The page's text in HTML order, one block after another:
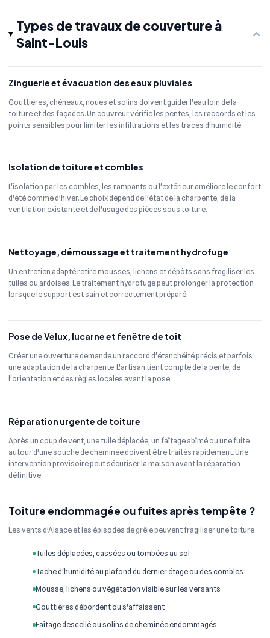
Types de travaux de couverture à
Saint-Louis
Zinguerie et évacuation des eaux pluviales
Gouttières, chéneaux, noues et solins doivent guider l'eau loin de la
toiture et des façades. Un couvreur vérifie les pentes, les raccords et les
points sensibles pour limiter les infiltrations et les traces d'humidité.
Isolation de toiture et combles
L'isolation par les combles, les rampants ou l'extérieur améliore le confort
d'été comme d'hiver. Le choix dépend de l'état de la charpente, de la
ventilation existante et de l'usage des pièces sous toiture.
Nettoyage, démoussage et traitement hydrofuge
Un entretien adapté retire mousses, lichens et dépôts sans fragiliser les
tuiles ou ardoises. Le traitement hydrofuge peut prolonger la protection
lorsque le support est sain et correctement préparé.
Pose de Velux, lucarne et fenêtre de toit
Créer une ouverture demande un raccord d'étanchéité précis et parfois
une adaptation de la charpente. L'artisan tient compte de la pente, de
l'orientation et des règles locales avant la pose.
Réparation urgente de toiture
Après un coup de vent, une tuile déplacée, un faîtage abîmé ou une fuite
autour d'une souche de cheminée doivent être traités rapidement. Une
intervention provisoire peut sécuriser la maison avant la réparation
définitive.
Toiture endommagée ou fuites après tempête ?
Les vents d'Alsace et les épisodes de grêle peuvent fragiliser une toiture
Tuiles déplacées, cassées ou tombées au sol
Tache d'humidité au plafond du dernier étage ou des combles
Mousse, lichens ou végétation visible sur les versants
Gouttières débordent ou s'affaissent
Faîtage descellé ou solins de cheminée endommagés